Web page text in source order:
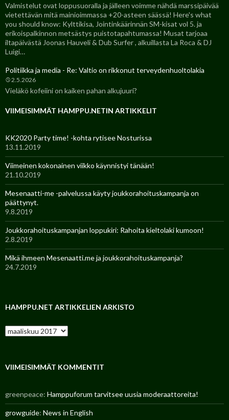
Valmistelut ovat loppusuoralla ja jälleen voimme nähdä marssipäivää
vietettävän mitä mainioimmassa +20-asteen säässä! Here's what
you should know: Kylttikisa, Jointinkäärinnän SM-kisat vol 5. ja
erikoispalkinnon metsästys puistotapahtumassa! Musat tarjoaa
iltapäivästä Joonas Hauveli & Dub Surfer , alkuillasta La Roca & DJ
Luigi…
Politiikka ja media - Re: Valtio on rikkonut terveydenhuoltolakia
2.5.2026
Vieläkö kofeiini on kaiken pahan alkujuuri?
VIIMEISIMMÄT HAMPPU.NETIN ARTIKKELIT
KK2020 Party time! -kohta rytisee Nosturissa
13.11.2019
Viimeinen kokonainen viikko käynnistyi tänään!
21.10.2019
Mesenaatti-me -palvelussa käyty joukkorahoituskampanja on
päättynyt.
9.8.2019
Joukkorahoituskampanjan loppukiri: Rahoita kieltolaki kumoon!
2.8.2019
Mikä ihmeen Mesenaatti.me ja joukkorahoituskampanja?
24.7.2019
HAMPPU.NET ARTIKKELIEN ARKISTO
H
a
p
n
e
t
VIIMEISIMMÄT KOMMENTIT
greenpeace: Hamppuforum tarvitsee uusia moderaattoreita!
growguide: News in English